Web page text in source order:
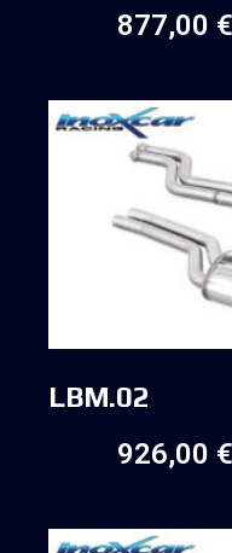
877,00 €
LBM.02
926,00 €